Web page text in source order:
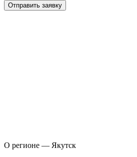
Отправить заявку
О регионе — Якутск